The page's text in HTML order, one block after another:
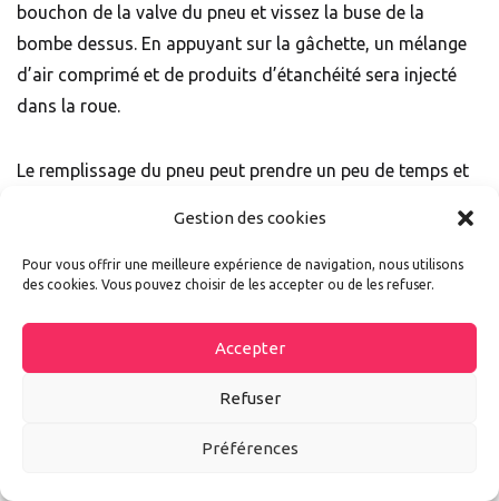
Gestion des cookies
Pour vous offrir une meilleure expérience de navigation, nous utilisons
des cookies. Vous pouvez choisir de les accepter ou de les refuser.
Accepter
Refuser
Préférences
bouchon de la valve du pneu et vissez la buse de la
bombe dessus. En appuyant sur la gâchette, un mélange
d’air comprimé et de produits d’étanchéité sera injecté
dans la roue.
Le remplissage du pneu peut prendre un peu de temps et
fonctionne. Si le trou est plus grand que ce qui est
indiqué sur la bouteille, il est probable que la bombe ne
fonctionne pas.
Une fois le pneu scellé et gonflé, il est important de
produit d’étanchéité tout autour du pneu. Roulez